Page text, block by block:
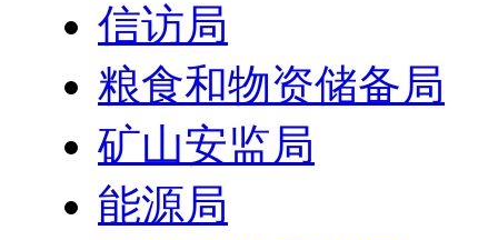
信访局
粮食和物资储备局
矿山安监局
能源局